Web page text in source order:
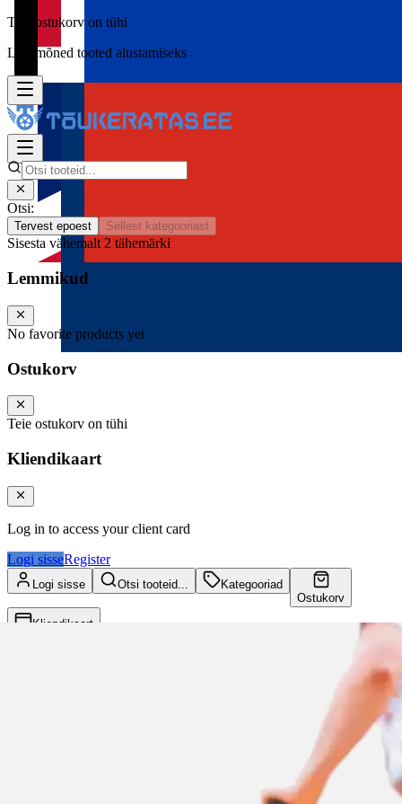
Teie ostukorv on tühi
Lisa mõned tooted alustamiseks
Otsi:
Tervest epoest Sellest kategooriast
Sisesta vähemalt 2 tähemärki
Lemmikud
No favorite products yet
Ostukorv
Teie ostukorv on tühi
Kliendikaart
Log in to access your client card
Logi sisseRegister
Logi sisse Otsi tooteid...
Kategooriad
Ostukorv
Kliendikaart